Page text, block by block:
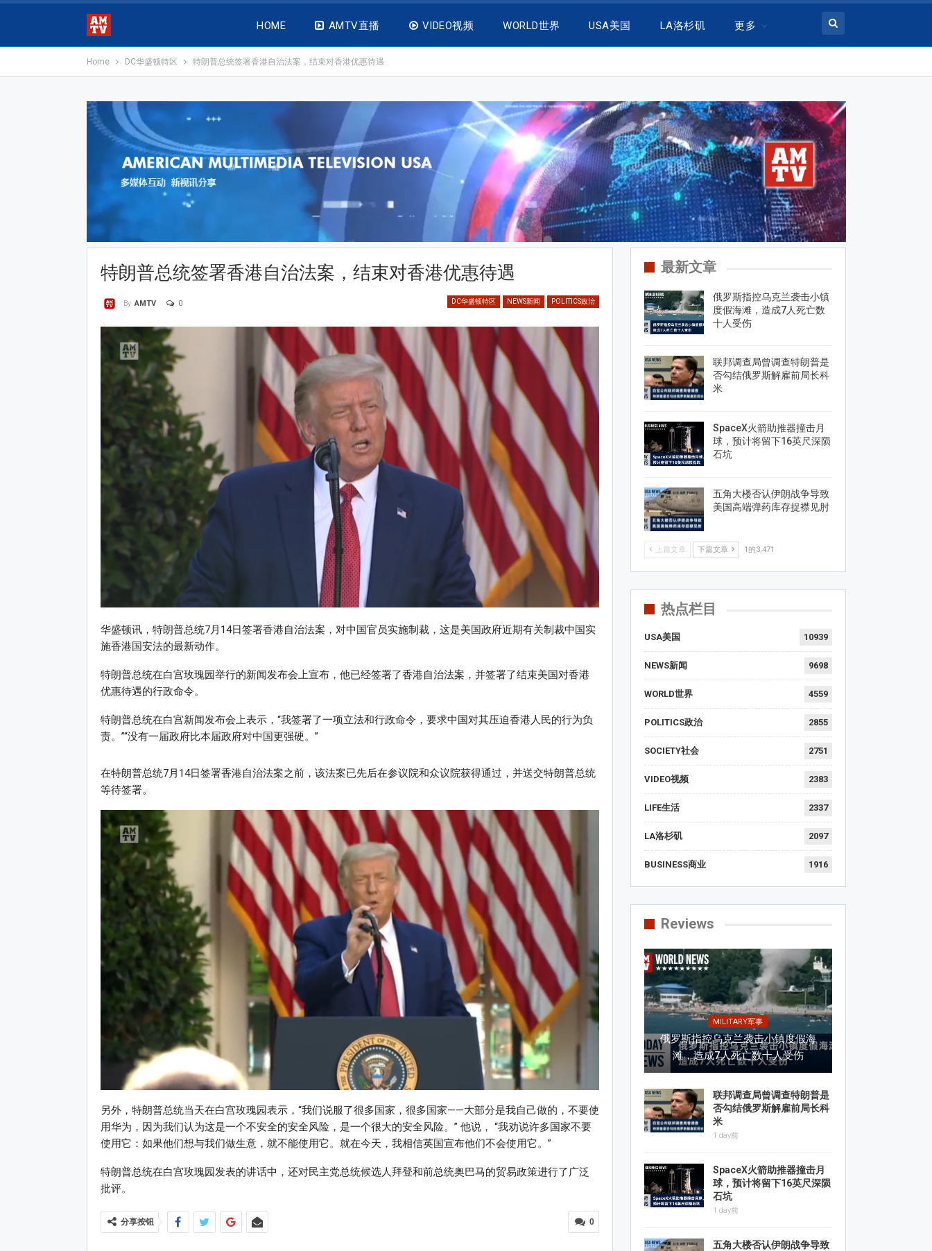
HOME AMTV直播 VIDEO视频 WORLD世界 USA美国 LA洛杉矶 更多
Home DC华盛顿特区 特朗普总统签署香港自治法案，结束对香港优惠待遇
特朗普总统签署香港自治法案，结束对香港优惠待遇
DC华盛顿特区 NEWS新闻 POLITICS政治
By AMTV 0
华盛顿讯，特朗普总统7月14日签署香港自治法案，对中国官员实施制裁，这是美国政府近期有关制裁中国实
施香港国安法的最新动作。
特朗普总统在白宫玫瑰园举行的新闻发布会上宣布，他已经签署了香港自治法案，并签署了结束美国对香港
优惠待遇的行政命令。
特朗普总统在白宫新闻发布会上表示，“我签署了一项立法和行政命令，要求中国对其压迫香港人民的行为负
责。”“没有一届政府比本届政府对中国更强硬。”
在特朗普总统7月14日签署香港自治法案之前，该法案已先后在参议院和众议院获得通过，并送交特朗普总统
等待签署。
另外，特朗普总统当天在白宫玫瑰园表示，“我们说服了很多国家，很多国家——大部分是我自己做的，不要使
用华为，因为我们认为这是一个不安全的安全风险，是一个很大的安全风险。” 他说， “我劝说许多国家不要
使用它：如果他们想与我们做生意，就不能使用它。就在今天，我相信英国宣布他们不会使用它。”
特朗普总统在白宫玫瑰园发表的讲话中，还对民主党总统候选人拜登和前总统奥巴马的贸易政策进行了广泛
批评。
0
分享按钮
最新文章
俄罗斯指控乌克兰袭击小镇
度假海滩，造成7人死亡数
十人受伤
联邦调查局曾调查特朗普是
否勾结俄罗斯解雇前局长科
米
SpaceX火箭助推器撞击月
球，预计将留下16英尺深陨
石坑
五角大楼否认伊朗战争导致
美国高端弹药库存捉襟见肘
上篇文章 下篇文章 1的3,471
热点栏目
USA美国 10939
NEWS新闻 9698
WORLD世界 4559
POLITICS政治 2855
SOCIETY社会 2751
VIDEO视频 2383
LIFE生活 2337
LA洛杉矶 2097
BUSINESS商业 1916
Reviews
MILITARY军事
俄罗斯指控乌克兰袭击小镇度假海
滩，造成7人死亡数十人受伤
联邦调查局曾调查特朗普是
否勾结俄罗斯解雇前局长科
米
1 day前
SpaceX火箭助推器撞击月
球，预计将留下16英尺深陨
石坑
1 day前
五角大楼否认伊朗战争导致